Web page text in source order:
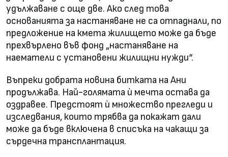
удължаване с още две. Ако след това
основанията за настаняване не са отпаднали, по
предложение на кмета жилището може да бъде
прехвърлено във фонд „настаняване на
наематели с установени жилищни нужди“.
Въпреки добрата новина битката на Ани
продължава. Най-голямата ѝ мечта остава да
оздравее. Предстоят ѝ множество прегледи и
изследвания, които трябва да покажат дали
може да бъде включена в списъка на чакащи за
сърдечна трансплантация.